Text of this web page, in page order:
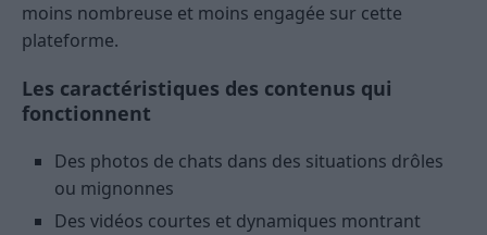
moins nombreuse et moins engagée sur cette
plateforme.
Les caractéristiques des contenus qui
fonctionnent
Des photos de chats dans des situations drôles
ou mignonnes
Des vidéos courtes et dynamiques montrant